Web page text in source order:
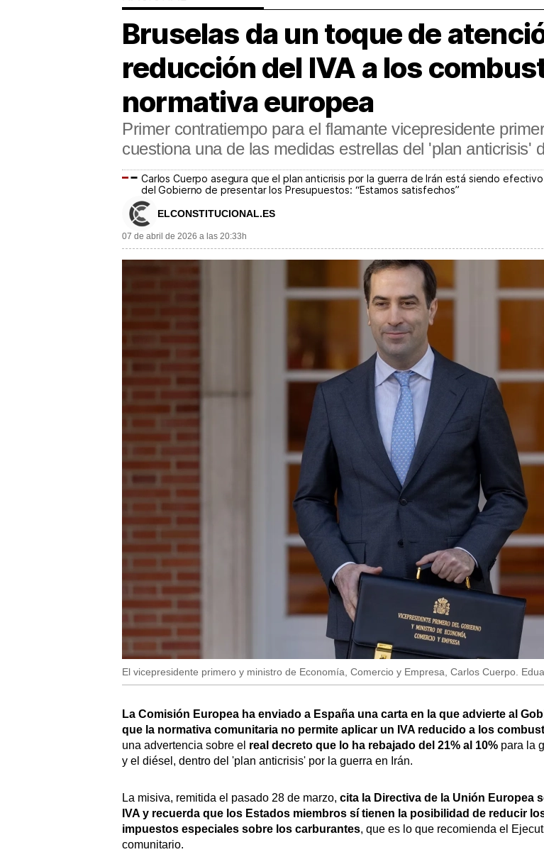
Bruselas da un toque de
reducción del IVA a los
normativa europea
Primer contratiempo para el flamante vicepresidente
cuestiona una de las medidas estrellas del 'plan anticrisis'
Carlos Cuerpo asegura que el plan anticrisis por la guerra de Irán está siendo
del Gobierno de presentar los Presupuestos: “Estamos satisfechos”
ELCONSTITUCIONAL.ES
07 de abril de 2026 a las 20:33h
El vicepresidente primero y ministro de Economía, Comercio y Empresa, Carlos Cuerpo.
La Comisión Europea ha enviado a España una carta en la que advierte al
que la normativa comunitaria no permite aplicar un IVA reducido a los
una advertencia sobre el real decreto que lo ha rebajado del 21% al 10% para la
y el diésel, dentro del 'plan anticrisis' por la guerra en Irán.
La misiva, remitida el pasado 28 de marzo, cita la Directiva de la Unión Europea
IVA y recuerda que los Estados miembros sí tienen la posibilidad de reducir
impuestos especiales sobre los carburantes, que es lo que recomienda el
comunitario.